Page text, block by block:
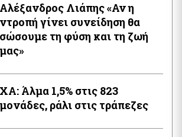
Αλέξανδρος Λιάπης «Αν η
ντροπή γίνει συνείδηση θα
σώσουμε τη φύση και τη ζωή
μας»
XA: Άλμα 1,5% στις 823
μονάδες, ράλι στις τράπεζες